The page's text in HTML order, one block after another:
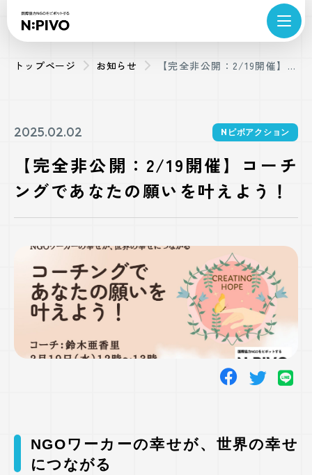
トップページ お知らせ
【完全非公開：2/19開催】コ
2025.02.02 Nピボアクション
【完全非公開：2/19開催】コーチ
ングであなたの願いを叶えよう！
NGOワーカーの幸せが、世界の幸せ
につながる